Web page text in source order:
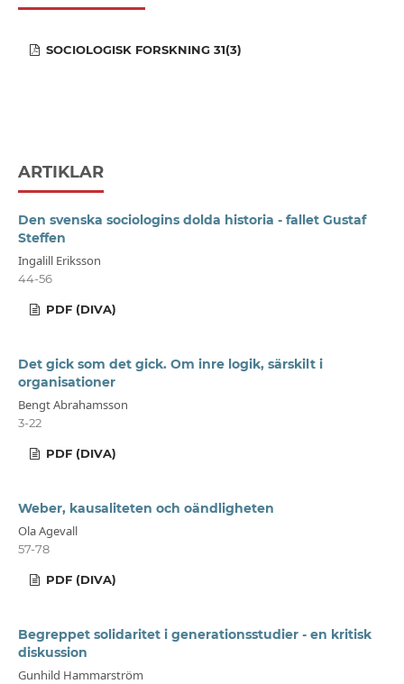
SOCIOLOGISK FORSKNING 31(3)
ARTIKLAR
Den svenska sociologins dolda historia - fallet Gustaf
Steffen
Ingalill Eriksson
44-56
PDF (DIVA)
Det gick som det gick. Om inre logik, särskilt i
organisationer
Bengt Abrahamsson
3-22
PDF (DIVA)
Weber, kausaliteten och oändligheten
Ola Agevall
57-78
PDF (DIVA)
Begreppet solidaritet i generationsstudier - en kritisk
diskussion
Gunhild Hammarström